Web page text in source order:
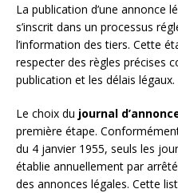
La publication d’une annonce
s’inscrit dans un processus
l’information des tiers. Cette
respecter des règles précises
publication et les délais légaux.
Le choix du journal
première étape.
du 4 janvier 1955, seuls les
établie annuellement par
des annonces légales. Cette